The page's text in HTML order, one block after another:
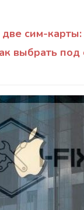
сим-
выбрать под